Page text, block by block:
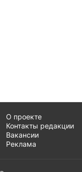
О проекте
Контакты редакции
Вакансии
Реклама